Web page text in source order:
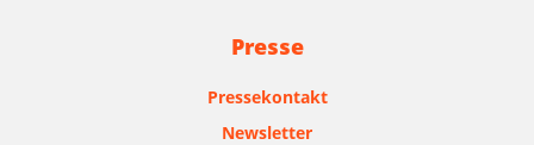
Presse
Pressekontakt
Newsletter